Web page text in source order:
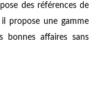
des références de
propose une gamme
bonnes affaires sans